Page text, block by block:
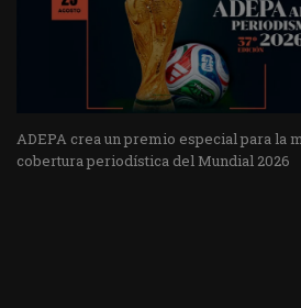
ADEPA crea un premio especial para la
cobertura periodística del Mundial 2026